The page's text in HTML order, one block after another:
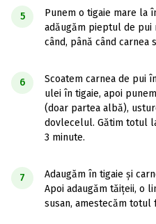
5
Punem o tigaie mare la
adăugăm pieptul de pui
când, până când carnea
6
Scoatem carnea de pui
ulei în tigaie, apoi
(doar partea albă),
dovlecelul. Gătim totul
3 minute.
7
Adaugăm în tigaie și
Apoi adaugăm tăițeii, o
susan, amestecăm